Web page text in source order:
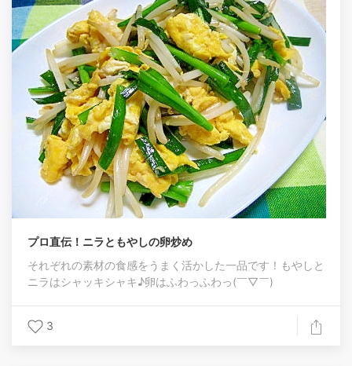
プロ直伝！ニラともやしの卵炒め
それぞれの素材の食感をうまく活かした一品です！もやしと
ニラはシャッキシャキ♪卵はふわっふわっ(￣▽￣)
3